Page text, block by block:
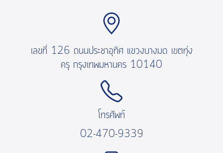
เลขที่ 126 ถนนประชาอุทิศ แขวงบางมด เขตทุ่ง
ครุ กรุงเทพมหานคร 10140
โทรศัพท์
02-470-9339